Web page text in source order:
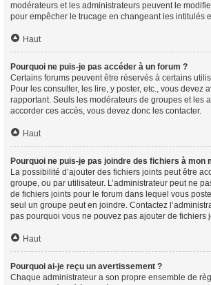
modérateurs et les administrateurs peuvent le
pour empêcher le trucage en changeant les intitulés
Haut
Pourquoi ne puis-je pas accéder à un forum ?
Certains forums peuvent être réservés à certains
Pour les consulter, les lire, y poster, etc., vous devez
rapportant. Seuls les modérateurs de groupes et les
accorder ces accès, vous devez donc les contacter.
Haut
Pourquoi ne puis-je pas joindre des fichiers à mon
La possibilité d’ajouter des fichiers joints peut être
groupe, ou par utilisateur. L’administrateur peut ne
de fichiers joints pour le forum dans lequel vous
seul un groupe peut en joindre. Contactez
pas pourquoi vous ne pouvez pas ajouter de fichiers
Haut
Pourquoi ai-je reçu un avertissement ?
Chaque administrateur a son propre ensemble de